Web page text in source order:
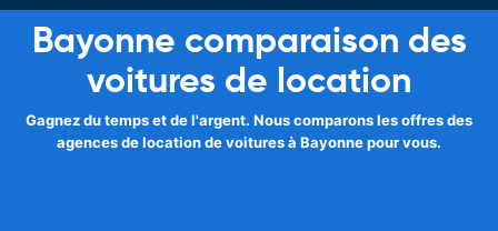
Bayonne comparaison des
voitures de location
Gagnez du temps et de l'argent. Nous comparons les offres des
agences de location de voitures à Bayonne pour vous.